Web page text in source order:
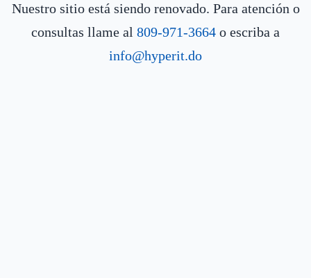
Nuestro sitio está siendo renovado. Para atención o
consultas llame al 809-971-3664 o escriba a
info@hyperit.do